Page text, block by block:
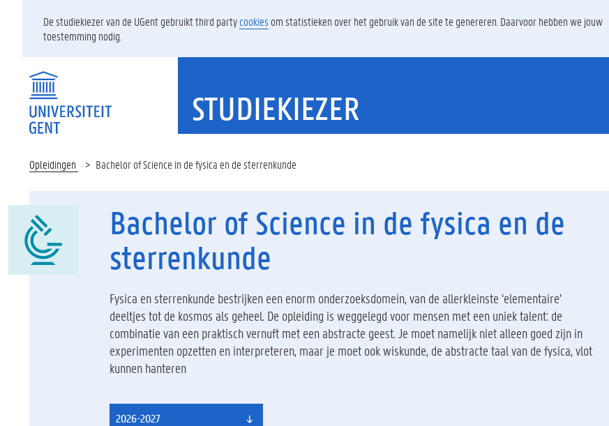
De studiekiezer van de UGent gebruikt third partycookies om statistieken over het gebruik van de site te genereren. Daarvoor hebben we jouw
toestemming nodig.
STUDIEKIEZER
Opleidingen Bachelor of Science in de fysica en de sterrenkunde
Bachelor of Science in de fysica en de
sterrenkunde
Fysica en sterrenkunde bestrijken een enorm onderzoeksdomein, van de allerkleinste ‘elementaire’
deeltjes tot de kosmos als geheel. De opleiding is weggelegd voor mensen met een uniek talent: de
combinatie van een praktisch vernuft met een abstracte geest. Je moet namelijk niet alleen goed zijn in
experimenten opzetten en interpreteren, maar je moet ook wiskunde, de abstracte taal van de fysica, vlot
kunnen hanteren
2026-2027